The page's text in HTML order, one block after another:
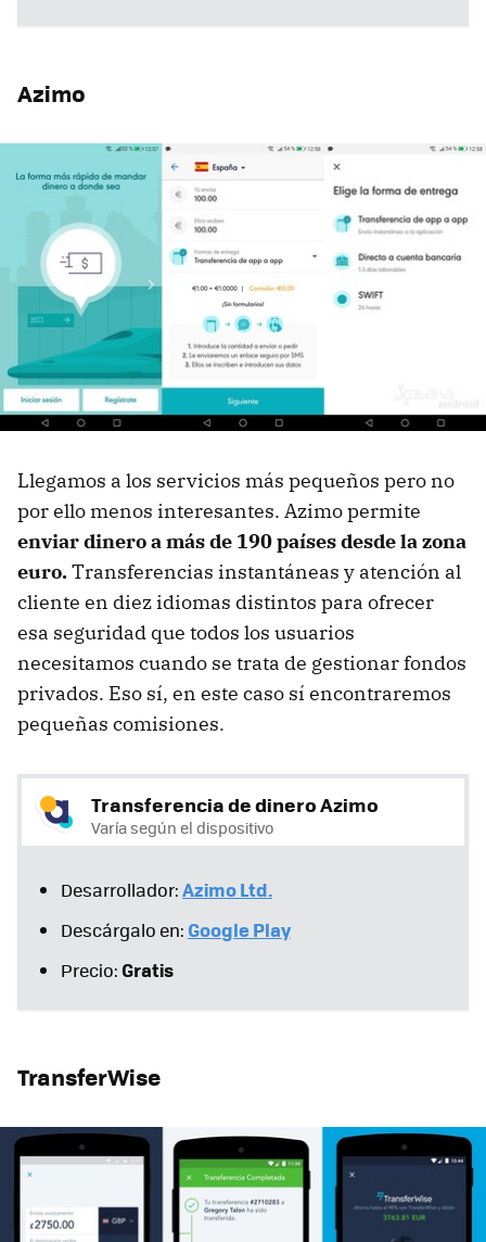
Azimo
Llegamos a los servicios más pequeños pero no
por ello menos interesantes. Azimo permite
enviar dinero a más de 190 países desde la zona
euro.Transferencias instantáneas y atención al
cliente en diez idiomas distintos para ofrecer
esa seguridad que todos los usuarios
necesitamos cuando se trata de gestionar fondos
privados. Eso sí, en este caso sí encontraremos
pequeñas comisiones.
Transferencia de dinero Azimo
Varía según el dispositivo
Desarrollador:Azimo Ltd.
Descárgalo en: Google Play
Precio:Gratis
TransferWise